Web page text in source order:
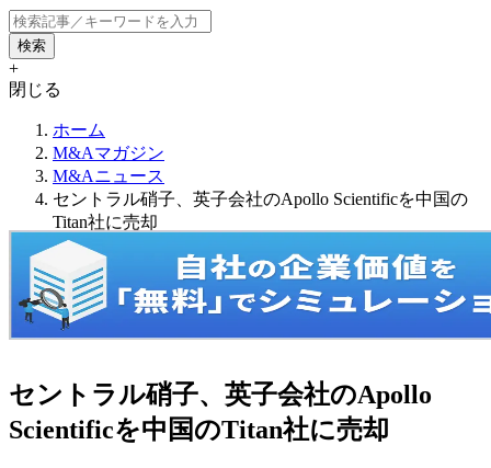
+
閉じる
ホーム
M&Aマガジン
M&Aニュース
セントラル硝子、英子会社のApollo Scientificを中国の
Titan社に売却
セントラル硝子、英子会社のApollo
Scientificを中国のTitan社に売却